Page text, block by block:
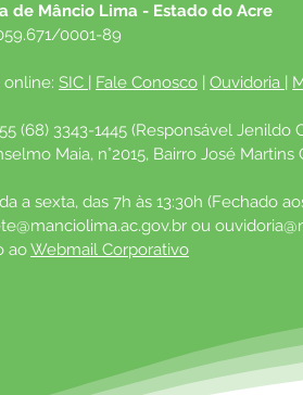
de Mâncio Lima - Estado do Acre
0001-89
online: SIC | Fale Conosco | Ouvidoria |
(68) 3343-1445 (Responsável Jenildo
Maia, n°2015, Bairro José
a sexta, das 7h às 13:30h (Fechado
ou
ao Webmail Corporativo